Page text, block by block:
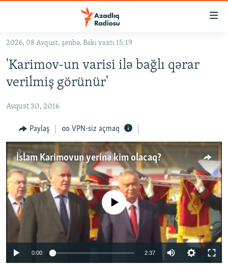
Əsas
qayıt
Əsas
qayıt
KORRUPSIOMETR
#ƏSLINDƏ
FƏRQƏ BAX
QANUNI DOĞRU
ARAŞDIRMA
MULTIMEDIA
VIDEO
FOTOQALEREYA
KARIKATURA
RADIO ARXIV
OXU ZALI
AZƏRBAYCAN ƏDƏBIYYATI KITABXANASI
İSLAM VƏ DEMOKRATIYA
HAQQIMIZDA
PEŞƏ ETIKASI VƏ JURNALISTIKA STANDARTLARIMIZ
2026, 08 Avqust, şənbə, Bakı vaxtı 15:19
'Karimov-un varisi ilə bağlı qərar
verilmiş görünür'
Avqust 30, 2016
Paylaş VPN-siz açmaq
İslam Karimovun yerinə kim olacaq?
No media source currently available
0:00 2:37